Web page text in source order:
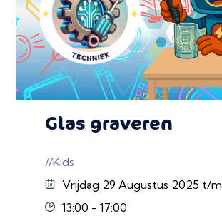
Glas graveren
//Kids
Vrijdag 29 Augustus 2025 t/m
13:00 - 17:00